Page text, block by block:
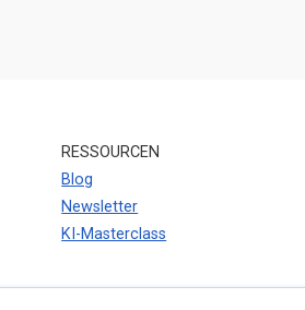
RESSOURCEN
Blog
Newsletter
KI-Masterclass